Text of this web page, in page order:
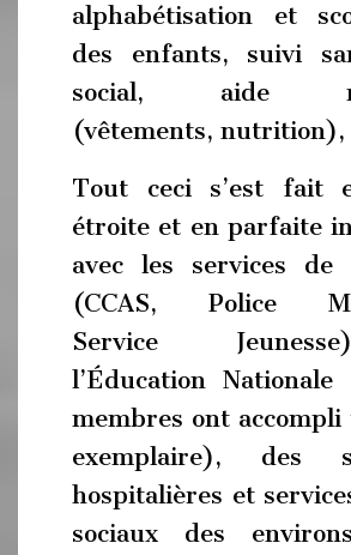
alphabétisation et
des enfants, suivi
social, aide
(vêtements,
Tout ceci s’est fait
étroite et en parfaite
avec les services de
(CCAS, Police
Service
l’Éducation
membres ont
exemplaire), des
hospitalières et
sociaux des